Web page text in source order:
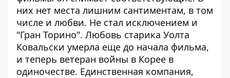
них нет места лишним сантиментам, в том
числе и любви. Не стал исключением и
"Гран Торино". Любовь старика Уолта
Ковальски умерла еще до начала фильма,
и теперь ветеран войны в Корее в
одиночестве. Единственная компания,